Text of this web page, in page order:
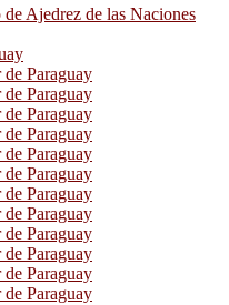
Ajedrez de las Naciones
Paraguay
Paraguay
Paraguay
Paraguay
Paraguay
Paraguay
Paraguay
Paraguay
Paraguay
Paraguay
Paraguay
Paraguay